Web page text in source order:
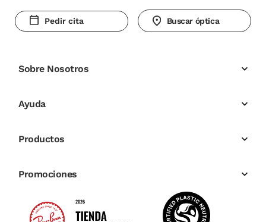
Pedir cita Buscar óptica
Sobre Nosotros
Ayuda
Productos
Promociones